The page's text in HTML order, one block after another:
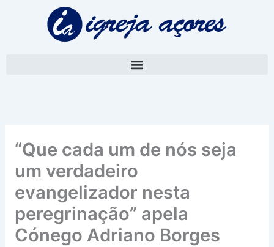
“Que cada um de nós seja
um verdadeiro
evangelizador nesta
peregrinação” apela
Cónego Adriano Borges